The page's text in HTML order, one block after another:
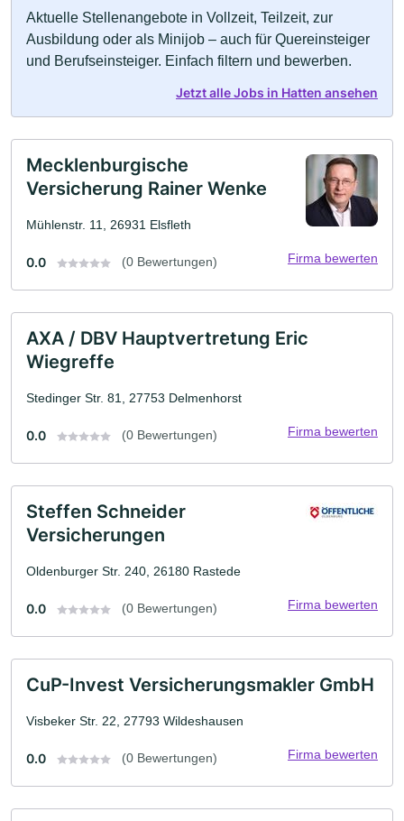
Aktuelle Stellenangebote in Vollzeit, Teilzeit, zur
Ausbildung oder als Minijob – auch für Quereinsteiger
und Berufseinsteiger. Einfach filtern und bewerben.
Jetzt alle Jobs in Hatten ansehen
Mecklenburgische
Versicherung Rainer Wenke
Mühlenstr. 11, 26931 Elsfleth
0.0 (0 Bewertungen) Firma bewerten
AXA / DBV Hauptvertretung Eric
Wiegreffe
Stedinger Str. 81, 27753 Delmenhorst
0.0 (0 Bewertungen) Firma bewerten
Steffen Schneider
Versicherungen
Oldenburger Str. 240, 26180 Rastede
0.0 (0 Bewertungen) Firma bewerten
CuP-Invest Versicherungsmakler GmbH
Visbeker Str. 22, 27793 Wildeshausen
0.0 (0 Bewertungen) Firma bewerten